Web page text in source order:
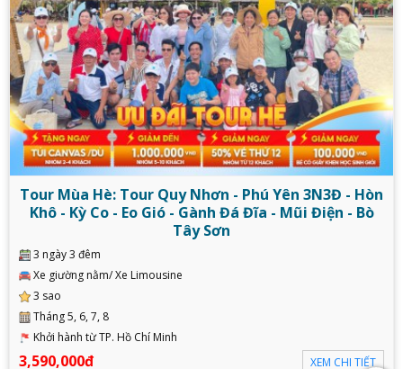
Tour Mùa Hè: Tour Quy Nhơn - Phú Yên 3N3Đ - Hòn
Khô - Kỳ Co - Eo Gió - Gành Đá Đĩa - Mũi Điện - Bò
Tây Sơn
3 ngày 3 đêm
Xe giường nằm/ Xe Limousine
3 sao
Tháng 5, 6, 7, 8
Khởi hành từ TP. Hồ Chí Minh
3,590,000đ XEM CHI TIẾT